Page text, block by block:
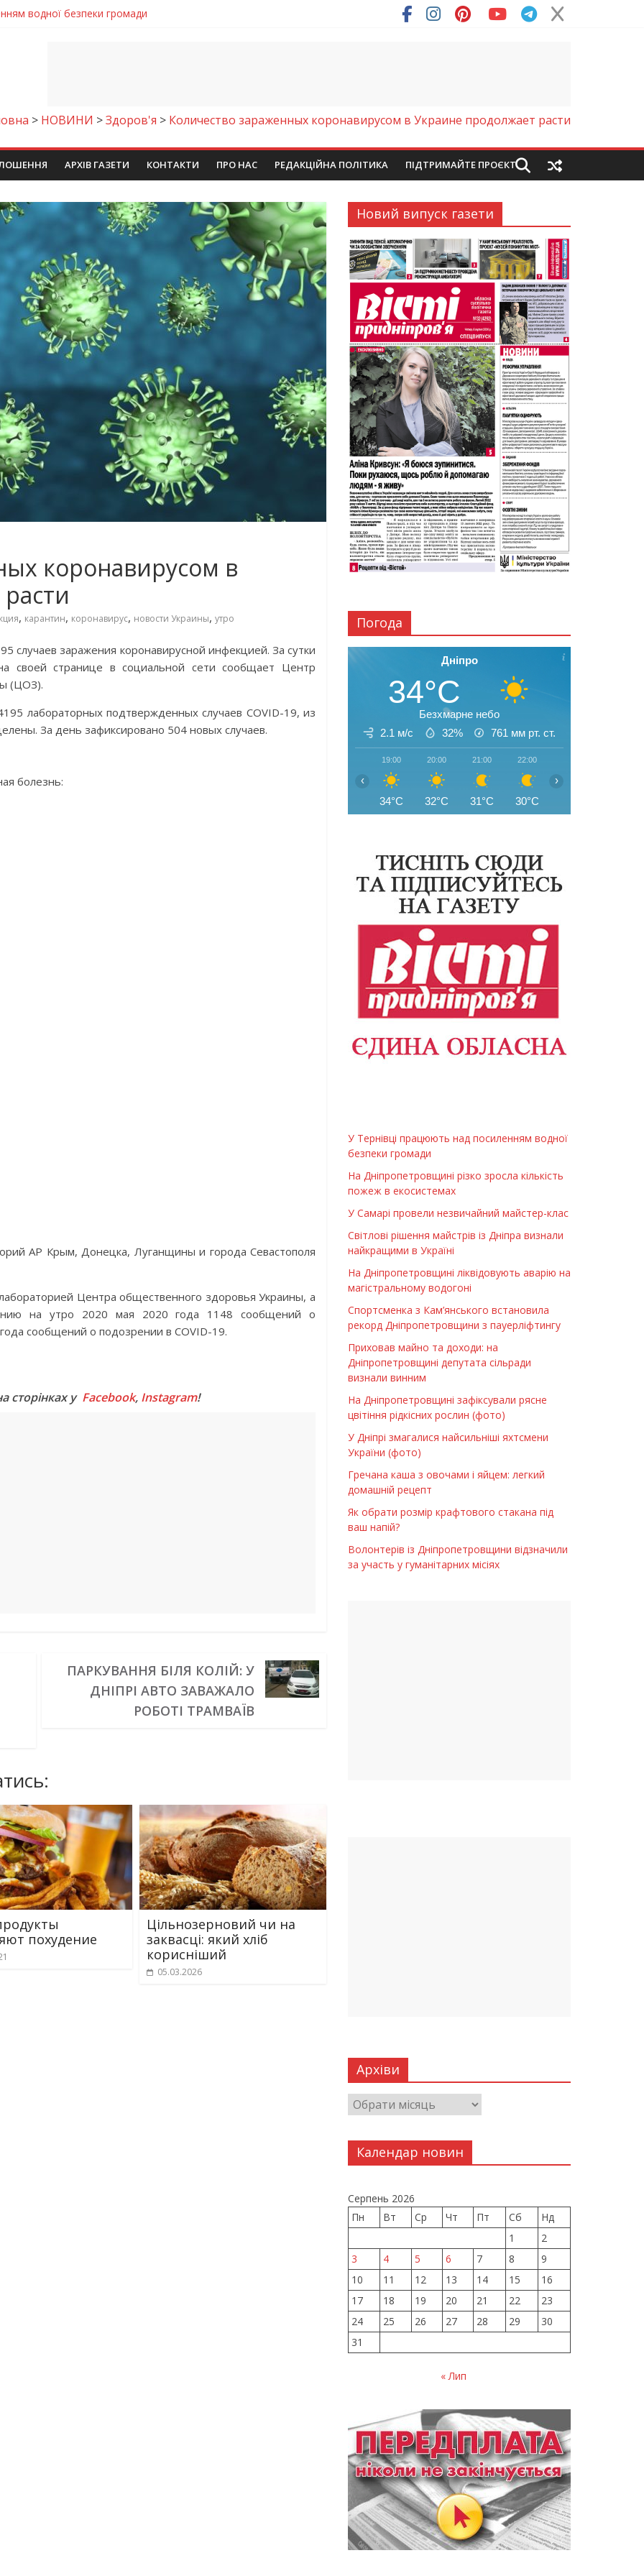
кількість пожеж в екосистемах
визнали найкращими в Україні
аварію на магістральному водогоні
водної безпеки громади
> НОВИНИ >Здоров'я > Количество зараженных коронавирусом в Украине продолжает расти
АРХІВ ГАЗЕТИ КОНТАКТИ ПРО НАС РЕДАКЦІЙНА ПОЛІТИКА ПІДТРИМАЙТЕ ПРОЄКТ
коронавирусом в
, карантин, коронавирус, новости Украины, утро
случаев заражения коронавирусной инфекцией. За сутки
своей странице в социальной сети сообщает Центр
(ЦОЗ).
лабораторных подтвержденных случаев COVID-19, из
За день зафиксировано 504 новых случаев.
болезнь:
АР Крым, Донецка, Луганщины и города Севастополя
Центра общественного здоровья Украины, а
на утро 2020 мая 2020 года 1148 сообщений о
сообщений о подозрении в COVID-19.
сторінках у Facebook, Instagram!
ПАРКУВАННЯ БІЛЯ КОЛІЙ: У
ДНІПРІ АВТО ЗАВАЖАЛО
РОБОТІ ТРАМВАЇВ
похудение
Цільнозерновий чи на
заквасці: який хліб
корисніший
05.03.2026
Новий випуск газети
Погода
Дніпро
34°C
Безхмарне небо
2.1 м/с
32% 761 мм рт. ст.
19:00
34°C
20:00
32°C
21:00
31°C
22:00
30°C
‹ ›
У Тернівці працюють над посиленням водної
безпеки громади
На Дніпропетровщині різко зросла кількість
пожеж в екосистемах
У Самарі провели незвичайний майстер-клас
Світлові рішення майстрів із Дніпра визнали
найкращими в Україні
На Дніпропетровщині ліквідовують аварію на
магістральному водогоні
Спортсменка з Кам’янського встановила
рекорд Дніпропетровщини з пауерліфтингу
Приховав майно та доходи: на
Дніпропетровщині депутата сільради
визнали винним
На Дніпропетровщині зафіксували рясне
цвітіння рідкісних рослин (фото)
У Дніпрі змагалися найсильніші яхтсмени
України (фото)
Гречана каша з овочами і яйцем: легкий
домашній рецепт
Як обрати розмір крафтового стакана під
ваш напій?
Волонтерів із Дніпропетровщини відзначили
за участь у гуманітарних місіях
Архіви
Календар новин
Серпень 2026
Пн
Вт Ср Чт Пт Сб
Нд
1
2
3
4 5 6 7 8
9
10
11 12 13 14 15
16
17
18 19 20 21 22
23
24
25 26 27 28 29
30
31
« Лип